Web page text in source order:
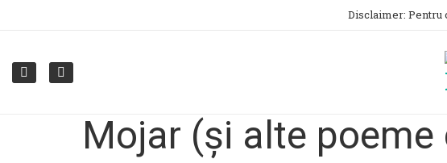
Disclaimer: Pentru
Mojar (și alte poeme